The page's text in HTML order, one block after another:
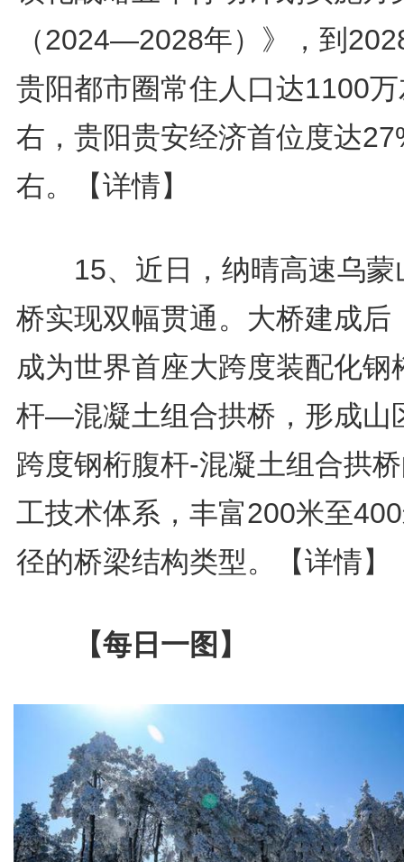
（2024—2028年）》，到
贵阳都市圈常住人口达1100
右，贵阳贵安经济首位度达
右。
【详情】
15、近日，纳晴高速乌蒙
桥实现双幅贯通。大桥建成后
成为世界首座大跨度装配化钢
杆—混凝土组合拱桥，形成山
跨度钢桁腹杆-混凝土组合拱
工技术体系，丰富200米至
径的桥梁结构类型。
【详情】
【每日一图】